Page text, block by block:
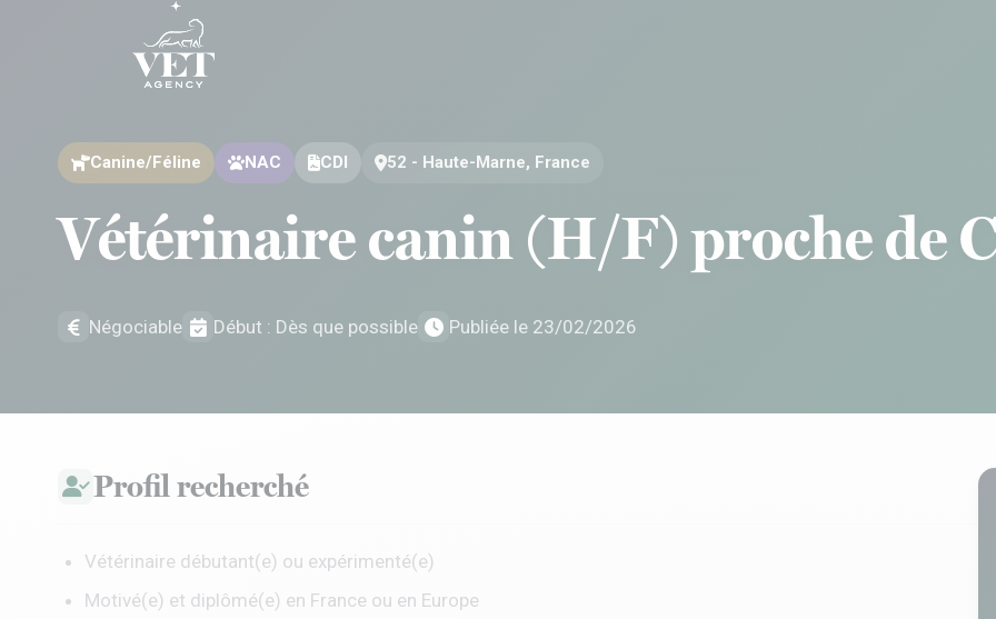
Canine/Féline NAC CDI 52 - Haute-Marne, France
Vétérinaire canin (H/F) proche de
Négociable Début : Dès que possible Publiée le 23/02/2026
Profil recherché
Vétérinaire débutant(e) ou expérimenté(e)
Motivé(e) et diplômé(e) en France ou en Europe